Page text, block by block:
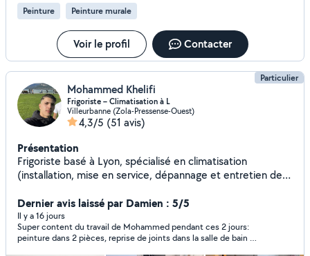
Peinture Peinture murale
Voir le profil Contacter
Particulier
Mohammed Khelifi
Frigoriste – Climatisation à L
Villeurbanne (Zola-Pressense-Ouest)
4,3/5 (51 avis)
Présentation
Frigoriste basé à Lyon, spécialisé en climatisation
(installation, mise en service, dépannage et entretien des
période de forte chaleur _Camion disponible pour
transport et livraison de meubles et matériel. Montage et
démontage de mobilier (cuisines, armoires, lits, tables).
Services de peinture et plomberie intérieure Avec des
Dernier avis laissé par Damien : 5/5
Il y a 16 jours
Super content du travail de Mohammed pendant ces 2 jours:
peinture dans 2 pièces, reprise de joints dans la salle de bain et